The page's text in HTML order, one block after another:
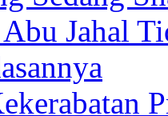
Jahal